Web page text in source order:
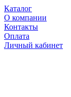
Каталог
О компании
Контакты
Оплата
Личный кабинет